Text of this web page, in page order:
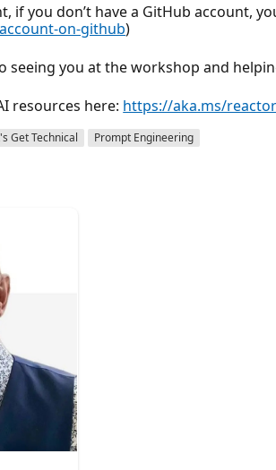
if you don’t have a GitHub account,
on-github)
seeing you at the workshop and
resources here: https://aka.ms/
Get Technical Prompt Engineering